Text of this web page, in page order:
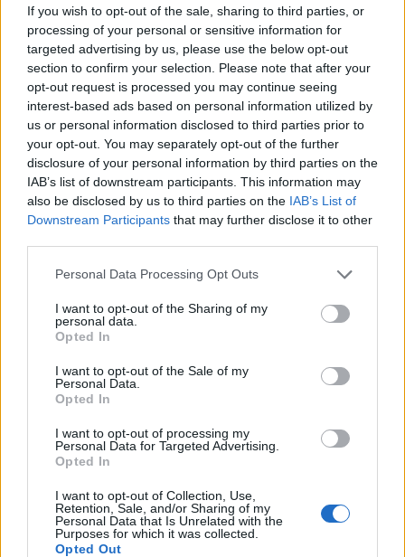
If you wish to opt-out of the sale, sharing to third parties, or
processing of your personal or sensitive information for
targeted advertising by us, please use the below opt-out
section to confirm your selection. Please note that after your
opt-out request is processed you may continue seeing
interest-based ads based on personal information utilized by
us or personal information disclosed to third parties prior to
your opt-out. You may separately opt-out of the further
disclosure of your personal information by third parties on the
IAB’s list of downstream participants. This information may
also be disclosed by us to third parties on the IAB’s List of
Downstream Participants that may further disclose it to other
Please note that this website/app uses one or more Google
not limited to your visit or usage behaviour. You may click to
grant or deny consent to Google and its third-party tags to
use your data for below specified purposes in below Google
consent section.
Personal Data Processing Opt Outs
I want to opt-out of the Sharing of my
personal data.
Opted In
I want to opt-out of the Sale of my
Personal Data.
Opted In
I want to opt-out of processing my
Personal Data for Targeted Advertising.
Opted In
I want to opt-out of Collection, Use,
Retention, Sale, and/or Sharing of my
Personal Data that Is Unrelated with the
Purposes for which it was collected.
Opted Out
Protocolos de seguridad ocular y
consejos para fotografiar eclipses solares
Un eclipse solar es un espectáculo natural que…
CIENCIA Y TECNOLOGÍA
Cómo elegir una carrera STEAM: perfiles
emergentes y competencias clave
Descubre cómo elegir la mejor opción en STEAM:…
CIENCIA Y TECNOLOGÍA